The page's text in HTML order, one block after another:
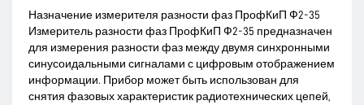
Назначение измерителя разности фаз ПрофКиП Ф2-35
Измеритель разности фаз ПрофКиП Ф2-35 предназначен
для измерения разности фаз между двумя синхронными
синусоидальными сигналами с цифровым отображением
информации. Прибор может быть использован для
снятия фазовых характеристик радиотехнических цепей,